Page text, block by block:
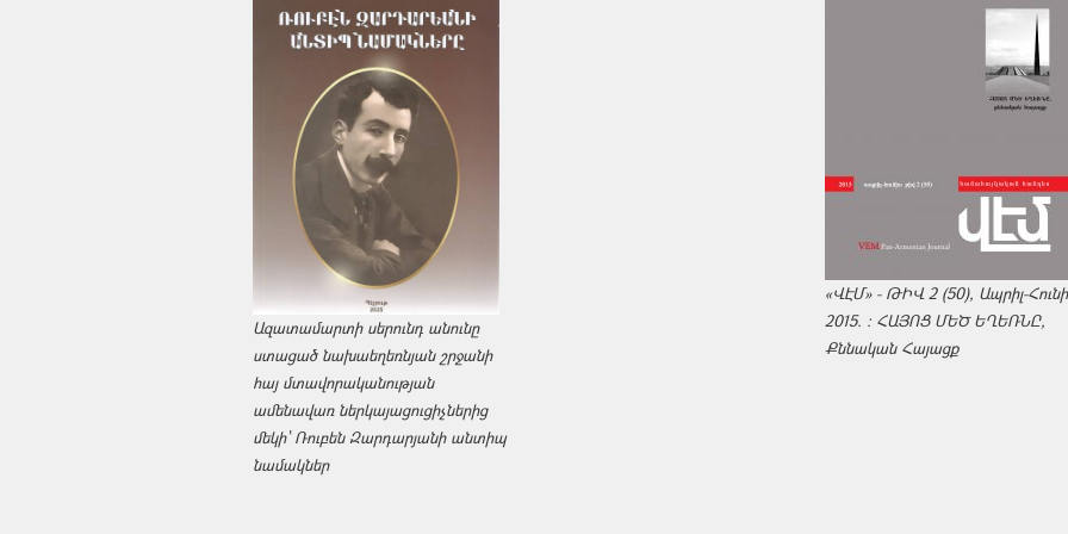
Ազատամարտի սերունդ անունը
ստացած նախաեղեռնյան շրջանի
հայ մտավորականության
ամենավառ ներկայացուցիչներից
մեկի՝ Ռուբեն Զարդարյանի անտիպ
նամակներ
«ՎԷՄ» - ԹԻՎ 2 (50), Ապրիլ-
2015. : ՀԱՅՈՑ ՄԵԾ ԵՂԵՌՆԸ,
Քննական Հայացք